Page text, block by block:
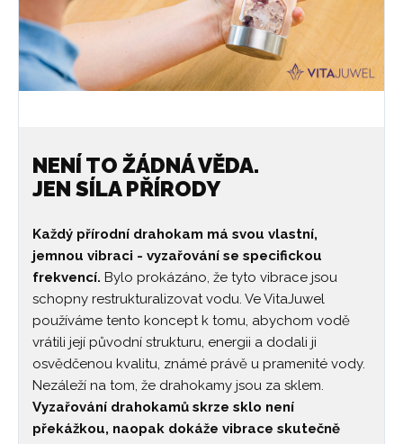
NENÍ TO ŽÁDNÁ VĚDA.
JEN SÍLA PŘÍRODY
Každý přírodní drahokam má svou vlastní,
jemnou vibraci - vyzařování se specifickou
frekvencí. Bylo prokázáno, že tyto vibrace jsou
schopny restrukturalizovat vodu. Ve VitaJuwel
používáme tento koncept k tomu, abychom vodě
vrátili její původní strukturu, energii a dodali ji
osvědčenou kvalitu, známé právě u pramenité vody.
Nezáleží na tom, že drahokamy jsou za sklem.
Vyzařování drahokamů skrze sklo není
překážkou, naopak dokáže vibrace skutečně